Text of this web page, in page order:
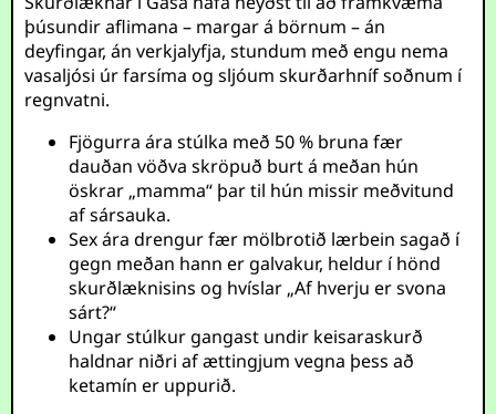
þúsundir aflimana – margar á börnum – án
deyfingar, án verkjalyfja, stundum með engu nema
vasaljósi úr farsíma og sljóum skurðarhníf soðnum í
regnvatni.
Fjögurra ára stúlka með 50 % bruna fær
dauðan vöðva skröpuð burt á meðan hún
öskrar „mamma“ þar til hún missir meðvitund
af sársauka.
Sex ára drengur fær mölbrotið lærbein sagað í
gegn meðan hann er galvakur, heldur í hönd
skurðlæknisins og hvíslar „Af hverju er svona
sárt?“
Ungar stúlkur gangast undir keisaraskurð
haldnar niðri af ættingjum vegna þess að
ketamín er uppurið.